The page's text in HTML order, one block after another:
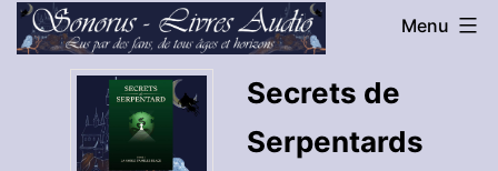
Aller
au
Sonorus
Menu
Secrets de
Serpentards